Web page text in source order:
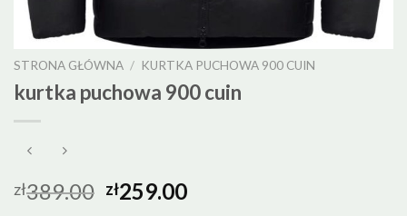
STRONA GŁÓWNA / KURTKA PUCHOWA 900 CUIN
kurtka puchowa 900 cuin
zł389.00 zł259.00